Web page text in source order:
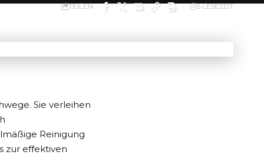
TEILEN 6 LESEZEIT
Sie verleihen
Reinigung
zur effektiven